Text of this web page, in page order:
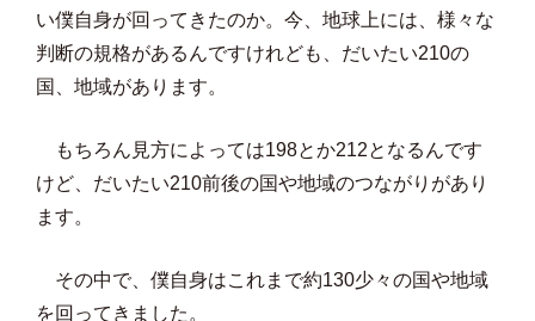
い僕自身が回ってきたのか。今、地球上には、様々な
判断の規格があるんですけれども、だいたい210の
国、地域があります。
もちろん見方によっては198とか212となるんです
けど、だいたい210前後の国や地域のつながりがあり
ます。
その中で、僕自身はこれまで約130少々の国や地域
を回ってきました。